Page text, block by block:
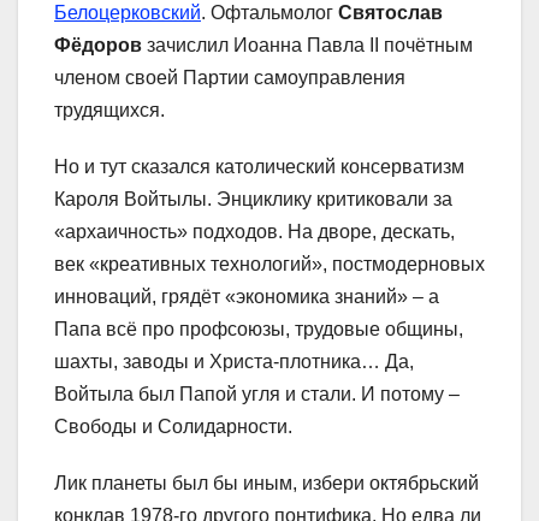
Белоцерковский. Офтальмолог Святослав
Фёдоров зачислил Иоанна Павла II почётным
членом своей Партии самоуправления
трудящихся.
Но и тут сказался католический консерватизм
Кароля Войтылы. Энциклику критиковали за
«архаичность» подходов. На дворе, дескать,
век «креативных технологий», постмодерновых
инноваций, грядёт «экономика знаний» – а
Папа всё про профсоюзы, трудовые общины,
шахты, заводы и Христа-плотника… Да,
Войтыла был Папой угля и стали. И потому –
Свободы и Солидарности.
Лик планеты был бы иным, избери октябрьский
конклав 1978-го другого понтифика. Но едва ли